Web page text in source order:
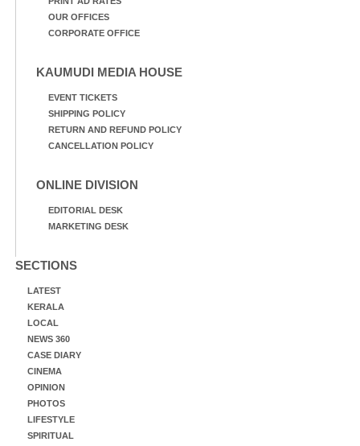
OUR OFFICES
CORPORATE OFFICE
KAUMUDI MEDIA HOUSE
EVENT TICKETS
SHIPPING POLICY
RETURN AND REFUND POLICY
CANCELLATION POLICY
ONLINE DIVISION
EDITORIAL DESK
MARKETING DESK
SECTIONS
LATEST
KERALA
LOCAL
NEWS 360
CASE DIARY
CINEMA
OPINION
PHOTOS
LIFESTYLE
SPIRITUAL